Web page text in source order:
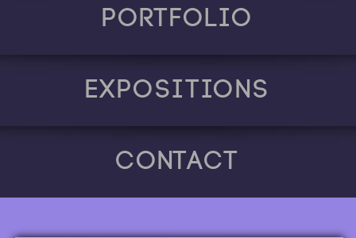
Portfolio
Expositions
Contact